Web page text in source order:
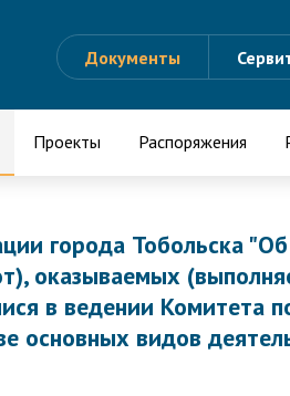
Документы
Проекты Распоряжения
города Тобольска
оказываемых
в ведении Комитета
основных видов